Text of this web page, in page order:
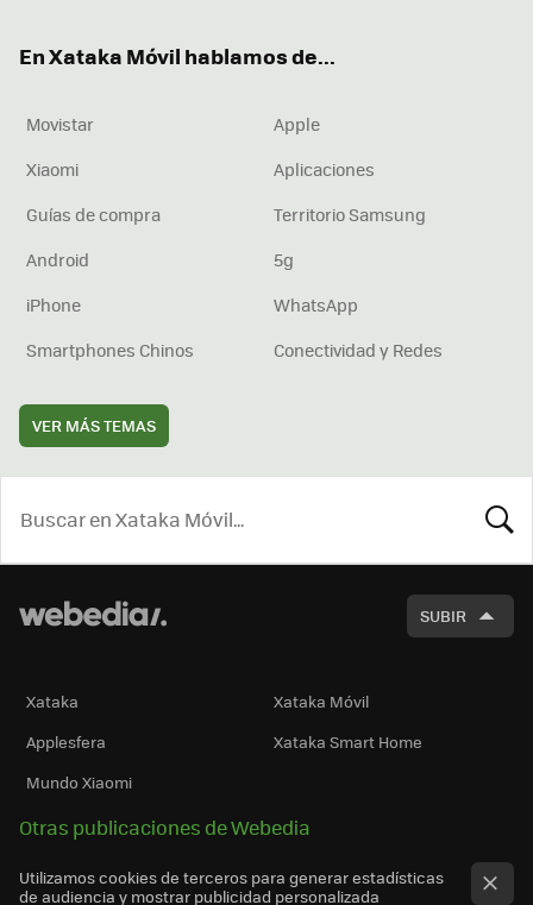
En Xataka Móvil hablamos de...
Movistar
Apple
Xiaomi
Aplicaciones
Guías de compra
Territorio Samsung
Android
5g
iPhone
WhatsApp
Smartphones Chinos
Conectividad y Redes
VER MÁS TEMAS
SUBIR
Xataka
Xataka Móvil
Applesfera
Xataka Smart Home
Mundo Xiaomi
Otras publicaciones de Webedia
Utilizamos cookies de terceros para generar estadísticas
de audiencia y mostrar publicidad personalizada